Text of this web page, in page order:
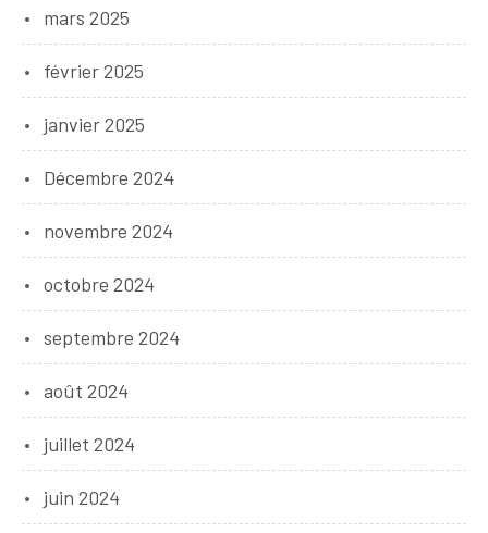
mars 2025
février 2025
janvier 2025
Décembre 2024
novembre 2024
octobre 2024
septembre 2024
août 2024
juillet 2024
juin 2024